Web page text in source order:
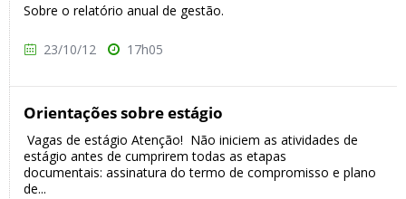
Sobre o relatório anual de gestão.
23/10/12 17h05
Orientações sobre estágio
Vagas de estágio Atenção! Não iniciem as atividades de
estágio antes de cumprirem todas as etapas
documentais: assinatura do termo de compromisso e plano
de...